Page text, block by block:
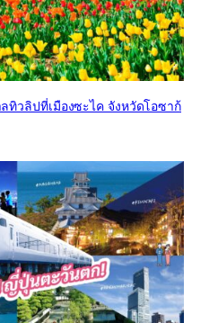
ทิวลิปที่เมืองซะไค จังหวัดโอซาก้